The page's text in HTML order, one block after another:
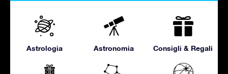
Astrologia Astronomia Consigli & Regali